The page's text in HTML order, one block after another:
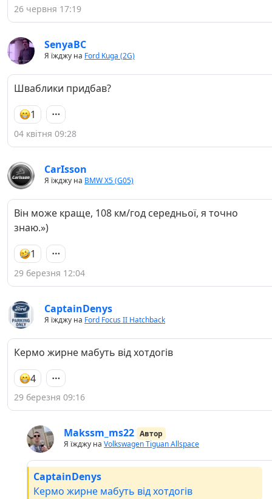
26 червня 17:19
SenyaBC
Я їжджу на Ford Kuga (2G)
Шваблики придбав?
1
04 квітня 09:28
CarIsson
Я їжджу на BMW X5 (G05)
Він може краще, 108 км/год середньої, я точно
знаю.»)
1
29 березня 12:04
CaptainDenys
Я їжджу на Ford Focus II Hatchback
Кермо жирне мабуть від хотдогів
4
29 березня 09:16
Makssm_ms22 Автор
Я їжджу на Volkswagen Tiguan Allspace
CaptainDenys
Кермо жирне мабуть від хотдогів